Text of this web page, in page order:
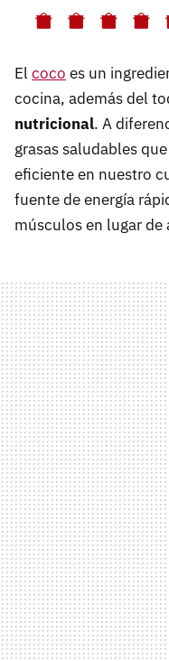
El coco es un
cocina, además del
nutricional. A
grasas saludables
eficiente en nuestro
fuente de energía
músculos en lugar de